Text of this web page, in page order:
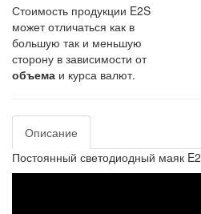
Стоимость продукции E2S
может отличаться как в
большую так и меньшую
сторону в зависимости от
объема и курса валют.
Описание
Постоянный светодиодный маяк